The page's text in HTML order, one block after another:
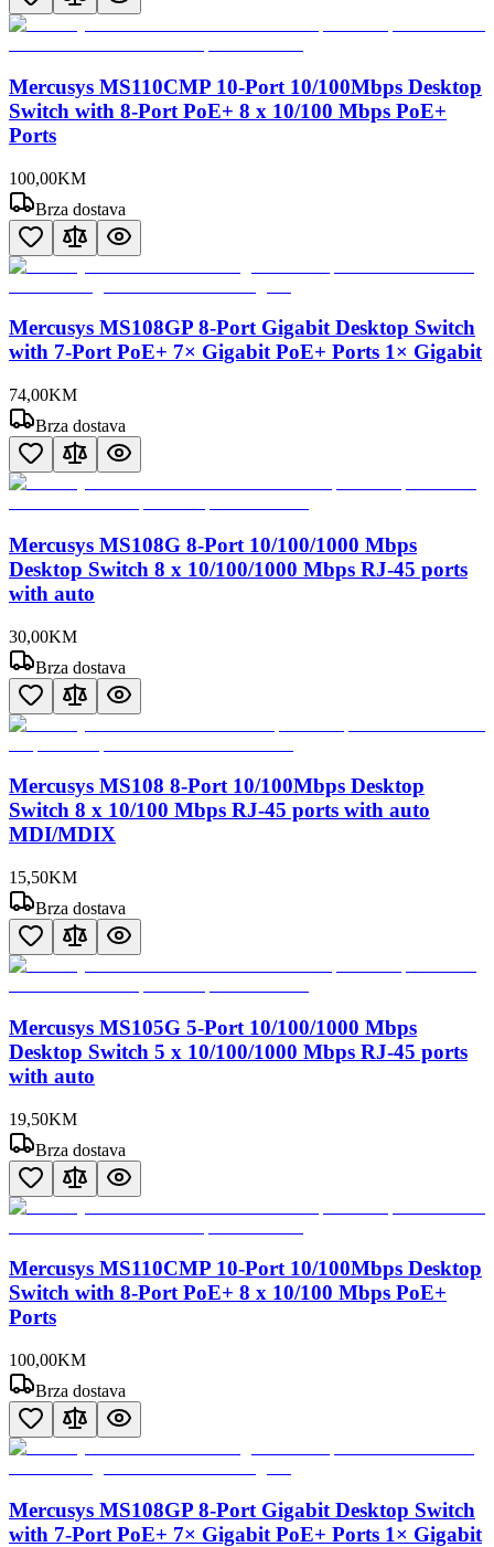
Mercusys MS110CMP 10-Port 10/100Mbps Desktop
Switch with 8-Port PoE+ 8 x 10/100 Mbps PoE+
Ports
100,00KM
Brza dostava
Mercusys MS108GP 8-Port Gigabit Desktop Switch
with 7-Port PoE+ 7× Gigabit PoE+ Ports 1× Gigabit
74,00KM
Brza dostava
Mercusys MS108G 8-Port 10/100/1000 Mbps
Desktop Switch 8 x 10/100/1000 Mbps RJ-45 ports
with auto
30,00KM
Brza dostava
Mercusys MS108 8-Port 10/100Mbps Desktop
Switch 8 x 10/100 Mbps RJ-45 ports with auto
MDI/MDIX
15,50KM
Brza dostava
Mercusys MS105G 5-Port 10/100/1000 Mbps
Desktop Switch 5 x 10/100/1000 Mbps RJ-45 ports
with auto
19,50KM
Brza dostava
Mercusys MS110CMP 10-Port 10/100Mbps Desktop
Switch with 8-Port PoE+ 8 x 10/100 Mbps PoE+
Ports
100,00KM
Brza dostava
Mercusys MS108GP 8-Port Gigabit Desktop Switch
with 7-Port PoE+ 7× Gigabit PoE+ Ports 1× Gigabit